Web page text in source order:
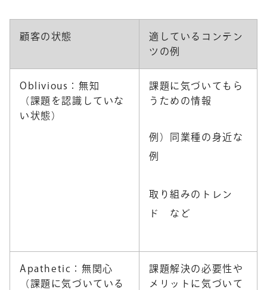
顧客の状態
適しているコンテン
ツの例
Oblivious：無知
（課題を認識していな
い状態）
課題に気づいてもら
うための情報
例）同業種の身近な
例
取り組みのトレン
ド など
Apathetic：無関心
（課題に気づいている
課題解決の必要性や
メリットに気づいて